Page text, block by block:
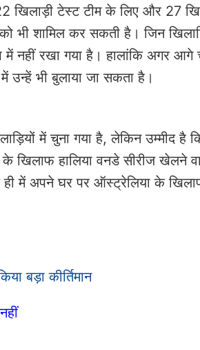
टेस्ट टीम के लिए और 27
भी शामिल कर सकती है। जिन
नहीं रखा गया है। हालांकि अगर
उन्हें भी बुलाया जा सकता है।
में चुना गया है, लेकिन उम्मीद है
खिलाफ हालिया वनडे सीरीज खेलने
में अपने घर पर ऑस्ट्रेलिया के
बड़ा कीर्तिमान